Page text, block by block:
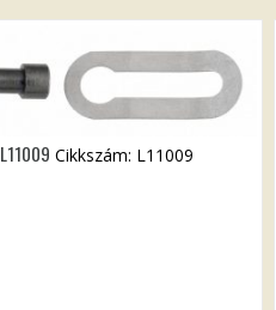
L11009 Cikkszám: L11009